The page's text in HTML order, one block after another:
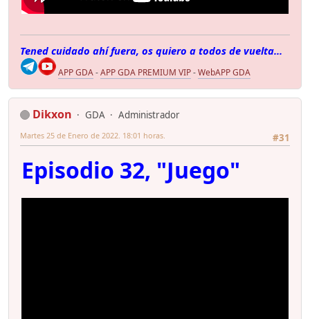
Tened cuidado ahí fuera, os quiero a todos de vuelta...
APP GDA-APP GDA PREMIUM VIP-WebAPP GDA
Dikxon GDA
Administrador
#31
Martes 25 de Enero de 2022. 18:01 horas.
Episodio 32, "Juego"